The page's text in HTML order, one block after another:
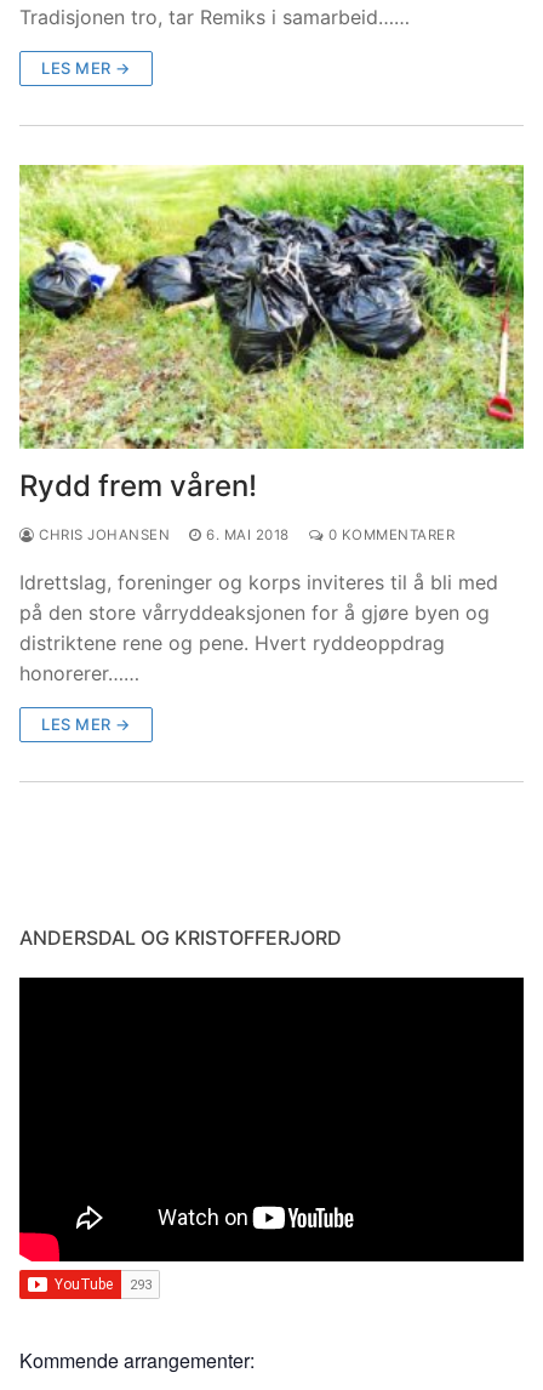
Tradisjonen tro, tar Remiks i samarbeid……
LES MER →
Rydd frem våren!
CHRIS JOHANSEN 6. MAI 2018 0 KOMMENTARER
Idrettslag, foreninger og korps inviteres til å bli med
på den store vårryddeaksjonen for å gjøre byen og
distriktene rene og pene. Hvert ryddeoppdrag
honorerer……
LES MER →
ANDERSDAL OG KRISTOFFERJORD
Kommende arrangementer: